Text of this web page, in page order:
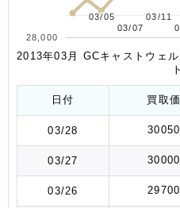
03/05
03/05
03/07
03/07
03/11
03/11
28,000
2013年03月 GCキャストウェ
ト
日付 買取
03/28
03/27
03/26